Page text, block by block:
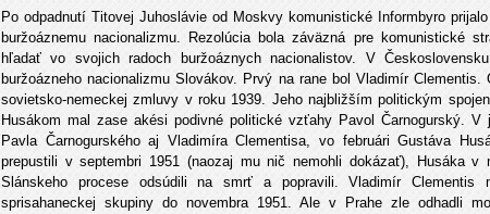
Po odpadnutí Titovej Juhoslávie od Moskvy komunistické Informbyro
buržoáznemu nacionalizmu. Rezolúcia bola záväzná pre komunistické
hľadať vo svojich radoch buržoáznych nacionalistov. V
buržoázneho nacionalizmu Slovákov. Prvý na rane bol Vladimír
sovietsko-nemeckej zmluvy v roku 1939. Jeho najbližším politickým
Husákom mal zase akési podivné politické vzťahy Pavol Čarnogurský. V
Pavla Čarnogurského aj Vladimíra Clementisa, vo februári Gustáva
prepustili v septembri 1951 (naozaj mu nič nemohli dokázať), Husáka v
Slánskeho procese odsúdili na smrť a popravili. Vladimír Clementis
sprisahaneckej skupiny do novembra 1951. Ale v Prahe zle odhadli